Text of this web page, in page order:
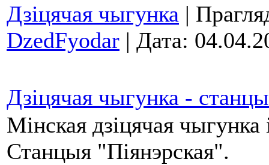
Дзіцячая чыгунка |
DzedFyodar | Дата:
Дзіцячая чыгунка -
Мінская дзіцячая
Станцыя "Піянэрская".